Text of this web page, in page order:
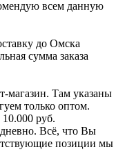
всем данную
до Омска
сумма заказа
магазин. Там указаны
только оптом.
руб.
Всё, что Вы
позиции мы